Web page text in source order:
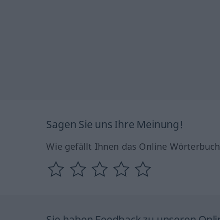
Sagen Sie uns Ihre Meinung!
Wie gefällt Ihnen das Online